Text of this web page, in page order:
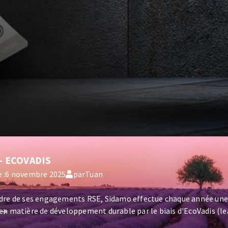
ECOVADIS
:6 novembre 2025 parTuan
de ses engagements RSE, Sidamo effectue chaque année
matière de développement durable par le biais d'EcoVadis
durable des entre